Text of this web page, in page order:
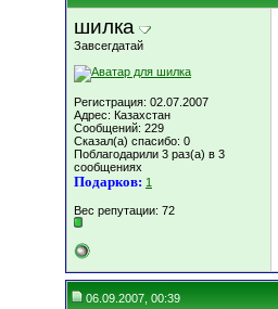
шилка
Завсегдатай
Регистрация: 02.07.2007
Адрес: Казахстан
Сообщений: 229
Сказал(а) спасибо: 0
Поблагодарили 3 раз(а) в 3
сообщениях
Подарков: 1
Вес репутации: 72
06.09.2007, 00:39